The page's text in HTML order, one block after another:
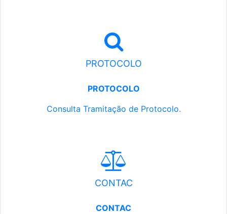
PROTOCOLO
PROTOCOLO
Consulta Tramitação de Protocolo.
CONTAC
CONTAC